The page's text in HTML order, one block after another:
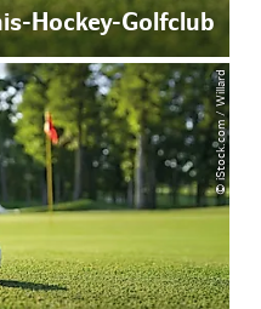
Hockey-Golfclub
© iStock.com / Willard